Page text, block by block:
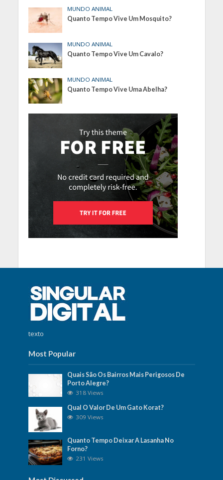
MUNDO ANIMAL
Quanto Tempo Vive Um Mosquito?
MUNDO ANIMAL
Quanto Tempo Vive Um Cavalo?
MUNDO ANIMAL
Quanto Tempo Vive Uma Abelha?
texto
Most Popular
Quais São Os Bairros Mais Perigosos De
Porto Alegre?
318 Views
Qual O Valor De Um Gato Korat?
309 Views
Quanto Tempo Deixar A Lasanha No
Forno?
231 Views